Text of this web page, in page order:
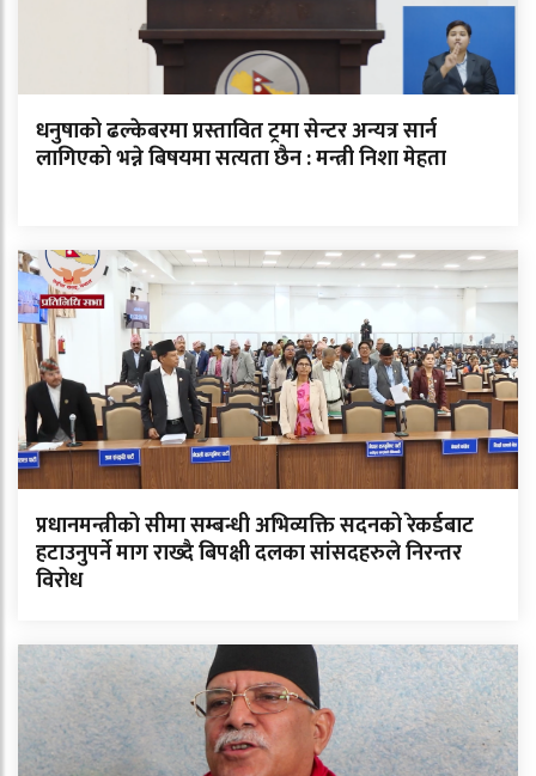
धनुषाको ढल्केबरमा प्रस्तावित ट्रमा सेन्टर अन्यत्र सार्न
लागिएको भन्ने बिषयमा सत्यता छैन : मन्त्री निशा मेहता
प्रधानमन्त्रीको सीमा सम्बन्धी अभिव्यक्ति सदनको रेकर्डबाट
हटाउनुपर्ने माग राख्दै बिपक्षी दलका सांसदहरुले निरन्तर
विरोध